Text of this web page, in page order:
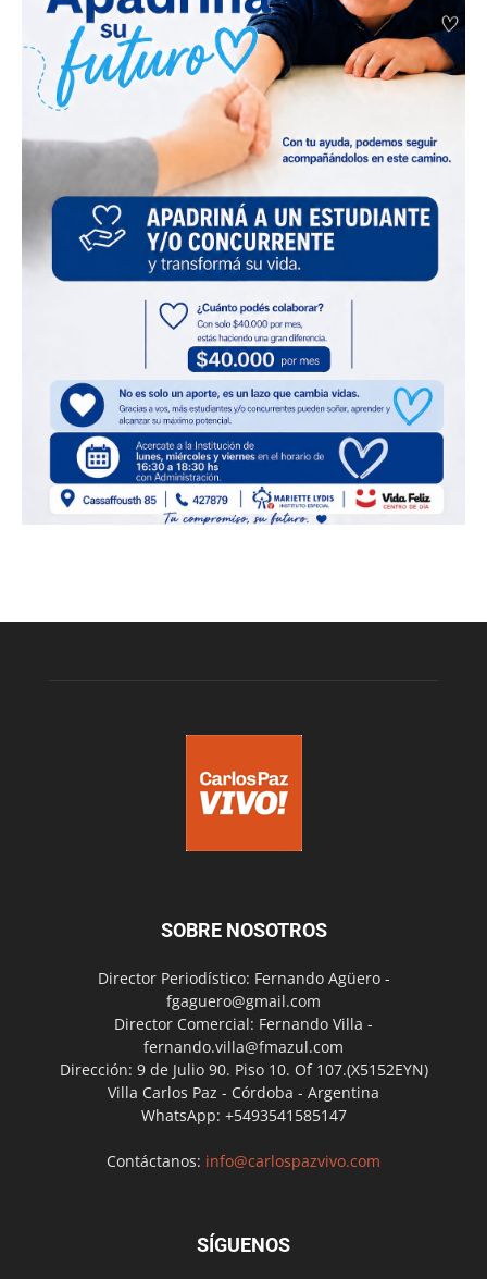
SOBRE NOSOTROS
Director Periodístico: Fernando Agüero -
fgaguero@gmail.com
Director Comercial: Fernando Villa -
fernando.villa@fmazul.com
Dirección: 9 de Julio 90. Piso 10. Of 107.(X5152EYN)
Villa Carlos Paz - Córdoba - Argentina
WhatsApp: +5493541585147
Contáctanos: info@carlospazvivo.com
SÍGUENOS